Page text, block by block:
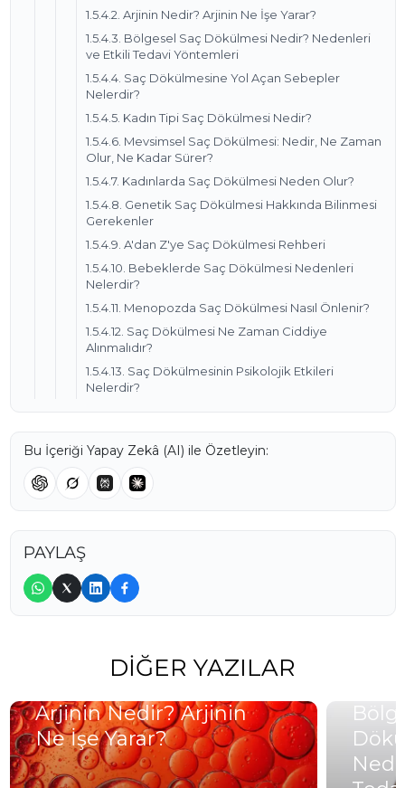
1.5.4.2. Arjinin Nedir? Arjinin Ne İşe Yarar?
1.5.4.3. Bölgesel Saç Dökülmesi Nedir? Nedenleri
ve Etkili Tedavi Yöntemleri
1.5.4.4. Saç Dökülmesine Yol Açan Sebepler
Nelerdir?
1.5.4.5. Kadın Tipi Saç Dökülmesi Nedir?
1.5.4.6. Mevsimsel Saç Dökülmesi: Nedir, Ne Zaman
Olur, Ne Kadar Sürer?
1.5.4.7. Kadınlarda Saç Dökülmesi Neden Olur?
1.5.4.8. Genetik Saç Dökülmesi Hakkında Bilinmesi
Gerekenler
1.5.4.9. A'dan Z'ye Saç Dökülmesi Rehberi
1.5.4.10. Bebeklerde Saç Dökülmesi Nedenleri
Nelerdir?
1.5.4.11. Menopozda Saç Dökülmesi Nasıl Önlenir?
1.5.4.12. Saç Dökülmesi Ne Zaman Ciddiye
Alınmalıdır?
1.5.4.13. Saç Dökülmesinin Psikolojik Etkileri
Nelerdir?
Bu İçeriği Yapay Zekâ (AI) ile Özetleyin:
PAYLAŞ
DIĞER YAZILAR
Arjinin Nedir? Arjinin
Ne İşe Yarar?